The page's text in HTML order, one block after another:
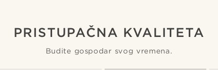
PRISTUPAČNA KVALITETA
Budite gospodar svog vremena.